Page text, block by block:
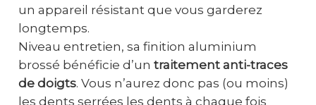
un appareil résistant que vous garderez
longtemps.
Niveau entretien, sa finition aluminium
brossé bénéficie d’un traitement anti-traces
de doigts. Vous n’aurez donc pas (ou moins)
les dents serrées les dents à chaque fois